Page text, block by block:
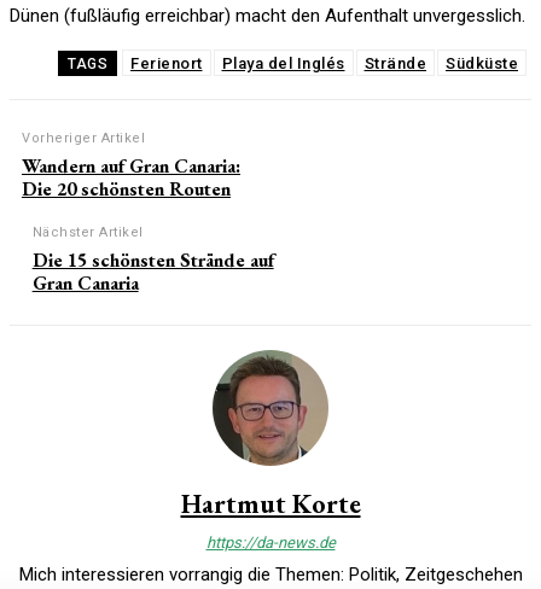
Dünen (fußläufig erreichbar) macht den Aufenthalt unvergesslich.
TAGS Ferienort Playa del Inglés Strände Südküste
Vorheriger Artikel
Wandern auf Gran Canaria:
Die 20 schönsten Routen
Nächster Artikel
Die 15 schönsten Strände auf
Gran Canaria
Hartmut Korte
https://da-news.de
Mich interessieren vorrangig die Themen: Politik, Zeitgeschehen